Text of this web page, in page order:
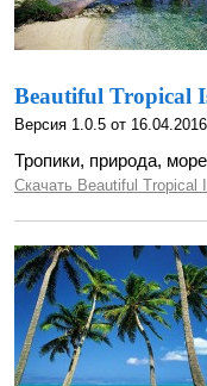
Beautiful Tropical
Версия 1.0.5 от 16.04.2016
Тропики, природа,
Скачать Beautiful Tropical